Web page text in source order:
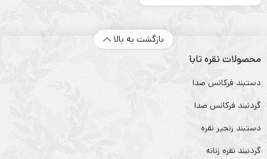
بازگشت به بالا
محصولات نقره تابا
دستبند فرکانس صدا
گردنبند فرکانس صدا
دستبند زنجیر نقره
گردنبند نقره زنانه